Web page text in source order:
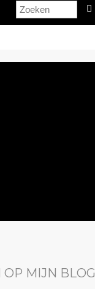
MIJN BLOG